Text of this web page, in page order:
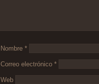
Nombre *
Correo electrónico *
Web